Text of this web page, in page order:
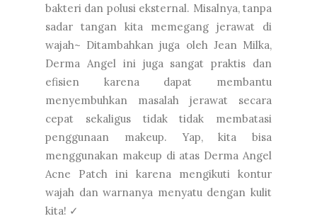
bakteri dan polusi eksternal. Misalnya, tanpa
sadar tangan kita memegang jerawat di
wajah~ Ditambahkan juga oleh Jean Milka,
Derma Angel ini juga sangat praktis dan
efisien karena dapat membantu
menyembuhkan masalah jerawat secara
cepat sekaligus tidak tidak membatasi
penggunaan makeup. Yap, kita bisa
menggunakan makeup di atas Derma Angel
Acne Patch ini karena mengikuti kontur
wajah dan warnanya menyatu dengan kulit
kita! ✓